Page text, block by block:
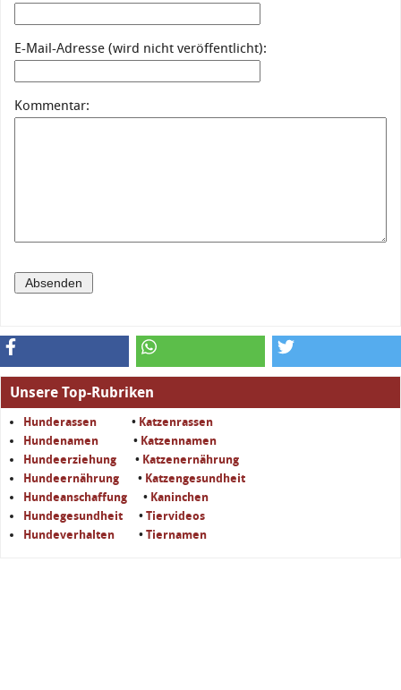
E-Mail-Adresse (wird nicht veröffentlicht):
Kommentar:
Unsere Top-Rubriken
Hunderassen • Katzenrassen
Hundenamen
• Katzennamen
Hundeerziehung • Katzenernährung
Hundeernährung • Katzengesundheit
Hundeanschaffung • Kaninchen
Hundegesundheit • Tiervideos
Hundeverhalten • Tiernamen